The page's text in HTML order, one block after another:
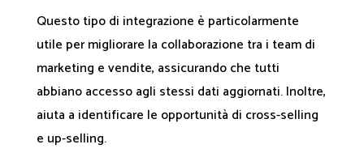
Questo tipo di integrazione è particolarmente
utile per migliorare la collaborazione tra i team di
marketing e vendite, assicurando che tutti
abbiano accesso agli stessi dati aggiornati. Inoltre,
aiuta a identificare le opportunità di cross-selling
e up-selling.